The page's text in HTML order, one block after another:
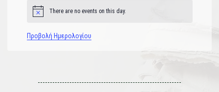
Notice There are no events on this day.
Προβολή Ημερολογίου